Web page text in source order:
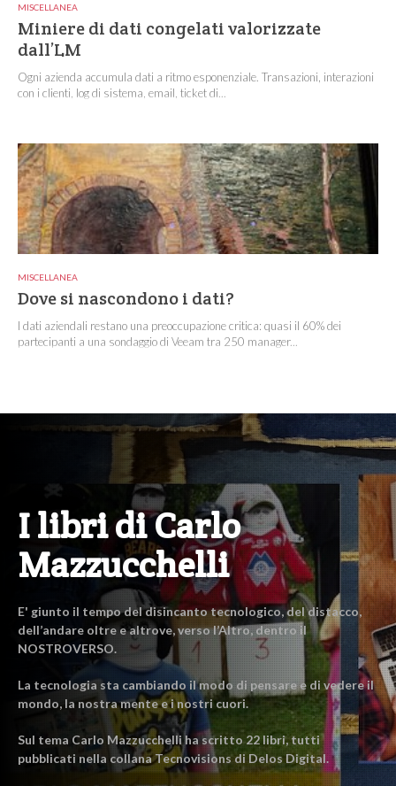
MISCELLANEA
Miniere di dati congelati valorizzate
dall’LM
Ogni azienda accumula dati a ritmo esponenziale. Transazioni, interazioni
con i clienti, log di sistema, email, ticket di...
MISCELLANEA
Dove si nascondono i dati?
I dati aziendali restano una preoccupazione critica: quasi il 60% dei
partecipanti a una sondaggio di Veeam tra 250 manager...
I libri di Carlo
Mazzucchelli
E' giunto il tempo del disincanto tecnologico, del distacco,
dell’andare oltre e altrove, verso l’Altro, dentro il
NOSTROVERSO.
La tecnologia sta cambiando il modo di pensare e di vedere il
mondo, la nostra mente e i nostri cuori.
Sul tema Carlo Mazzucchelli ha scritto 22 libri, tutti
pubblicati nella collana Tecnovisions di Delos Digital.